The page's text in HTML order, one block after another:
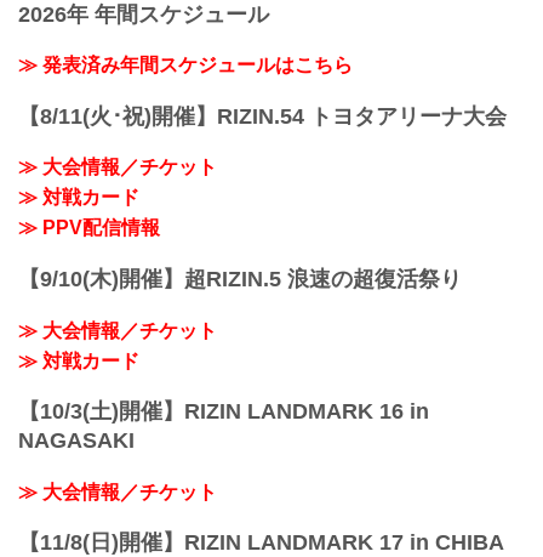
2026年 年間スケジュール
≫ 発表済み年間スケジュールはこちら
【8/11(火･祝)開催】RIZIN.54 トヨタアリーナ大会
≫ 大会情報／チケット
≫ 対戦カード
≫ PPV配信情報
【9/10(木)開催】超RIZIN.5 浪速の超復活祭り
≫ 大会情報／チケット
≫ 対戦カード
【10/3(土)開催】RIZIN LANDMARK 16 in
NAGASAKI
≫ 大会情報／チケット
【11/8(日)開催】RIZIN LANDMARK 17 in CHIBA